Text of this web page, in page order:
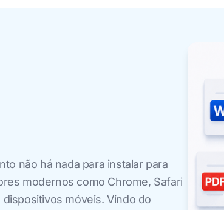
não há nada para instalar para
modernos como Chrome, Safari
móveis. Vindo do